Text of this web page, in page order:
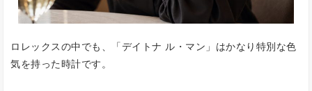
ロレックスの中でも、「デイトナ ル・マン」はかなり特別な色
気を持った時計です。